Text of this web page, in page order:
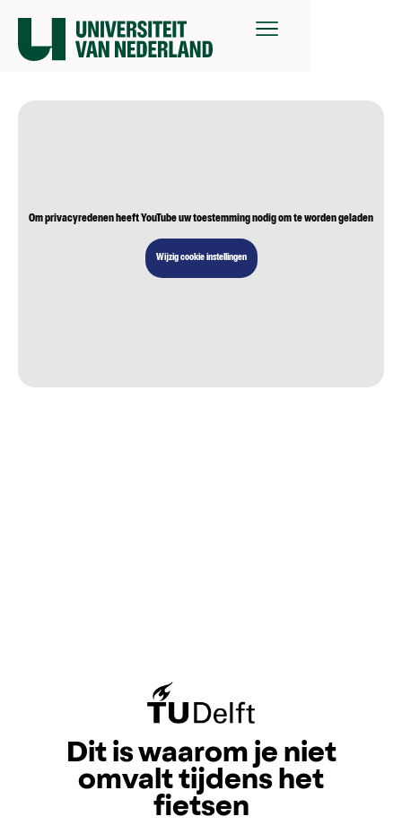
Om privacyredenen heeft YouTube uw toestemming nodig om te worden geladen
Wijzig cookie instellingen
Dit is waarom je niet
omvalt tijdens het
fietsen